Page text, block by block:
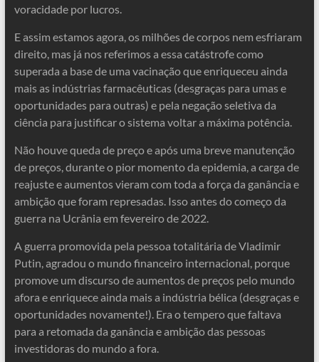
voracidade por lucros.
E assim estamos agora, os milhões de corpos nem esfriaram
direito, mas já nos referimos a essa catástrofe como
superada a base de uma vacinação que enriqueceu ainda
mais as indústrias farmacêuticas (desgraças para umas e
oportunidades para outras) e pela negação seletiva da
ciência para justificar o sistema voltar a máxima potência.
Não houve queda de preço e após uma breve manutenção
de preços, durante o pior momento da epidemia, a carga de
reajuste e aumentos vieram com toda a força da ganância e
ambição que foram represadas. Isso antes do começo da
guerra na Ucrânia em fevereiro de 2022.
A guerra promovida pela pessoa totalitária de Vladimir
Putin, agradou o mundo financeiro internacional, porque
promove um discurso de aumentos de preços pelo mundo
afora e enriquece ainda mais a indústria bélica (desgraças e
oportunidades novamente!). Era o tempero que faltava
para a retomada da ganância e ambição das pessoas
investidoras do mundo a fora.